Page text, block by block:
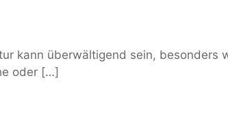
kann überwältigend sein, besonders
oder […]